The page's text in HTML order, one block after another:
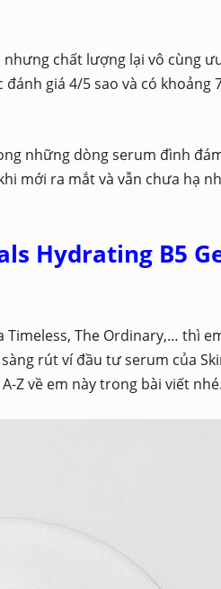
chất lượng lại vô cùng
giá 4/5 sao và có khoảng
những dòng serum đình
mới ra mắt và vẫn chưa hạ
Hydrating B5
The Ordinary,… thì
rút ví đầu tư serum của
Z về em này trong bài viết nhé.